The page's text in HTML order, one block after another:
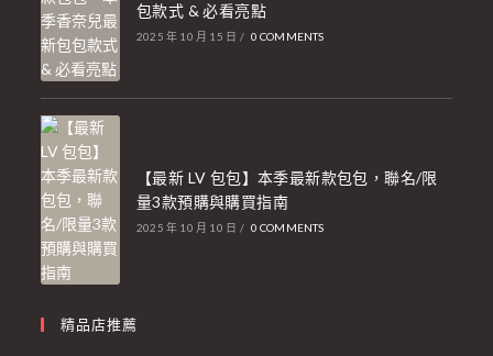
包款式 & 必看亮點
2025 年 10 月 15 日 / 0 COMMENTS
【最新 LV 包包】本季最新款包包，聯名/限
量3款預購與購買指南
2025 年 10 月 10 日 / 0 COMMENTS
精品店推薦